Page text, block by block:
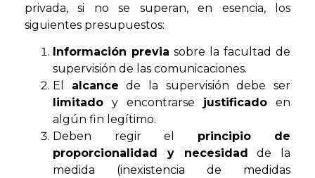
privada, si no se superan, en esencia, los
siguientes presupuestos:
Información previa sobre la facultad de
supervisión de las comunicaciones.
El alcance de la supervisión debe ser
limitado y encontrarse justificado en
algún fin legítimo.
Deben regir el principio de
proporcionalidad y necesidad de la
medida (inexistencia de medidas